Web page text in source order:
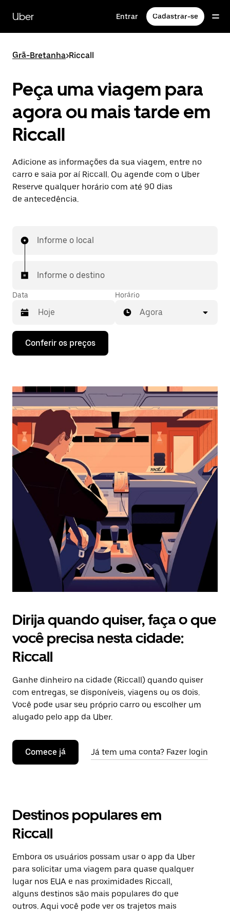
para
conteúdo
Uber Entrar Cadastrar-se
Grã-Bretanha>Riccall
Peça uma viagem para
agora ou mais tarde em
Riccall
Adicione as informações da sua viagem, entre no
carro e saia por aí Riccall. Ou agende com o Uber
Reserve qualquer horário com até 90 dias
de antecedência.
Informe o local
Informe o destino
Data
Pressione
seta
interagir
o
calendário
selecionar
uma
data.
Pressione
a
tecla
“ESC”
o
calendário.
Horário
Agora
Conferir os preços
Dirija quando quiser, faça o que
você precisa nesta cidade:
Riccall
Ganhe dinheiro na cidade (Riccall) quando quiser
com entregas, se disponíveis, viagens ou os dois.
Você pode usar seu próprio carro ou escolher um
alugado pelo app da Uber.
Comece já Já tem uma conta? Fazer login
Destinos populares em
Riccall
Embora os usuários possam usar o app da Uber
para solicitar uma viagem para quase qualquer
lugar nos EUA e nas proximidades Riccall,
alguns destinos são mais populares do que
outros. Aqui você pode ver os trajetos mais